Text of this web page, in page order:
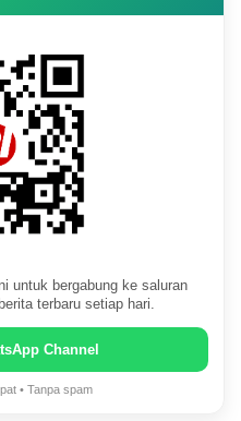
untuk bergabung ke saluran
terbaru setiap hari.
Channel
• Tanpa spam